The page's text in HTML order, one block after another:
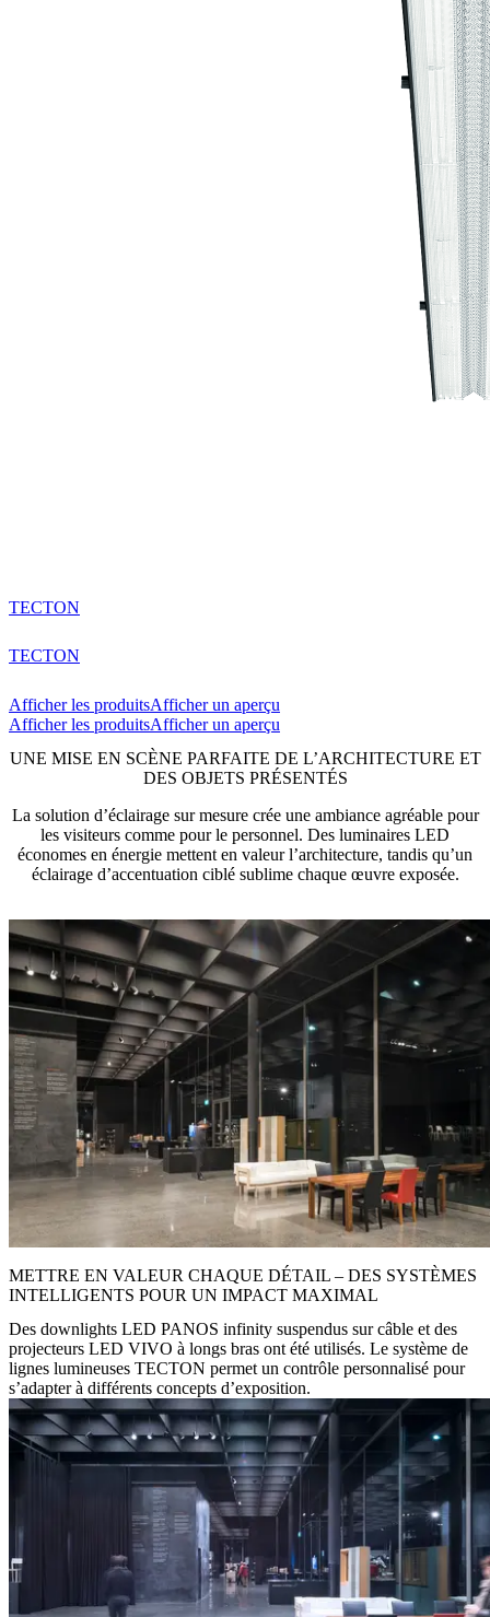
TECTON
TECTON
Afficher les produitsAfficher un aperçu
Afficher les produitsAfficher un aperçu
UNE MISE EN SCÈNE PARFAITE DE L’ARCHITECTURE ET
DES OBJETS PRÉSENTÉS
La solution d’éclairage sur mesure crée une ambiance agréable pour
les visiteurs comme pour le personnel. Des luminaires LED
économes en énergie mettent en valeur l’architecture, tandis qu’un
éclairage d’accentuation ciblé sublime chaque œuvre exposée.
METTRE EN VALEUR CHAQUE DÉTAIL – DES SYSTÈMES
INTELLIGENTS POUR UN IMPACT MAXIMAL
Des downlights LED PANOS infinity suspendus sur câble et des
projecteurs LED VIVO à longs bras ont été utilisés. Le système de
lignes lumineuses TECTON permet un contrôle personnalisé pour
s’adapter à différents concepts d’exposition.